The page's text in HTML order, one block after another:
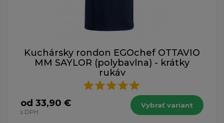
Kuchársky rondon EGOchef OTTAVIO
MM SAYLOR (polybavlna) - krátky
rukáv
od 33,90 €
s DPH
Vybrať variant